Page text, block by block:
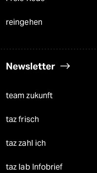
reingehen
Newsletter
team zukunft
taz frisch
taz zahl ich
taz lab Infobrief